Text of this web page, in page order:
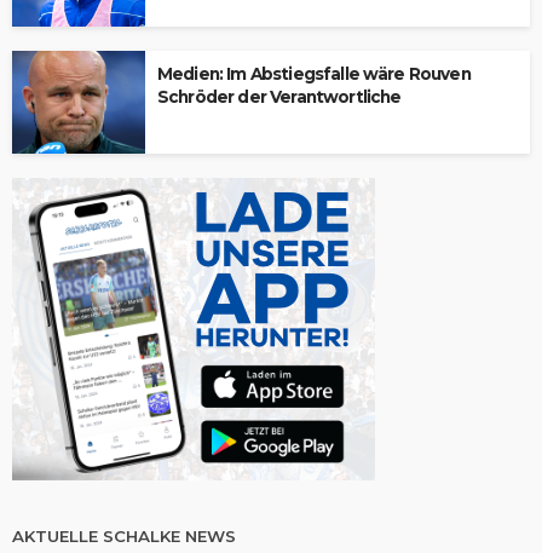
Medien: Im Abstiegsfalle wäre Rouven
Schröder der Verantwortliche
AKTUELLE SCHALKE NEWS